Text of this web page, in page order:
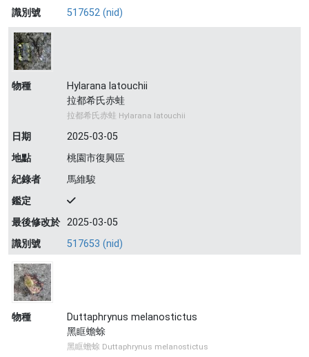
識別號
517652 (nid)
物種
Hylarana latouchii
拉都希氏赤蛙
拉都希氏赤蛙 Hylarana latouchii
日期
2025-03-05
地點
桃園市復興區
紀錄者
馬維駿
鑑定
最後修改於 2025-03-05
識別號
517653 (nid)
物種
Duttaphrynus melanostictus
黑眶蟾蜍
黑眶蟾蜍 Duttaphrynus melanostictus